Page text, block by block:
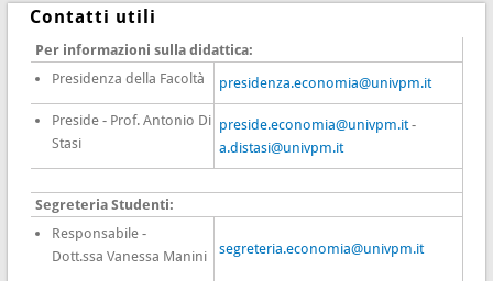
Contatti utili
Per informazioni sulla didattica:
Presidenza della Facoltà
presidenza.economia@univpm.it
Preside - Prof. Antonio Di
Stasi
preside.economia@univpm.it-
a.distasi@univpm.it
Segreteria Studenti:
Responsabile -
Dott.ssa Vanessa Manini
segreteria.economia@univpm.it